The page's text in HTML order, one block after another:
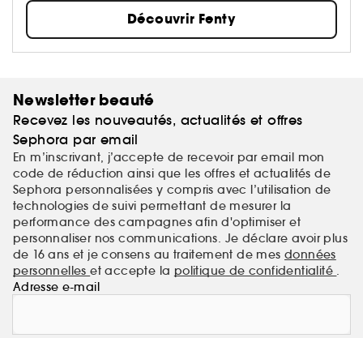
Découvrir Fenty
Newsletter beauté
Recevez les nouveautés, actualités et offres
Sephora par email
En m’inscrivant, j’accepte de recevoir par email mon
code de réduction ainsi que les offres et actualités de
Sephora personnalisées y compris avec l’utilisation de
technologies de suivi permettant de mesurer la
performance des campagnes afin d'optimiser et
personnaliser nos communications. Je déclare avoir plus
de 16 ans et je consens au traitement de mes données
personnelleset accepte la politique de confidentialité .
Adresse e-mail